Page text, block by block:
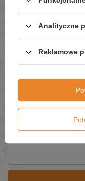
Jeżeli powyższy opis
swoje pytanie odnośnie
szybko jak tylko będzie
polityką prywatności.
E-mail
Pytanie
Analityczne
Reklamowe